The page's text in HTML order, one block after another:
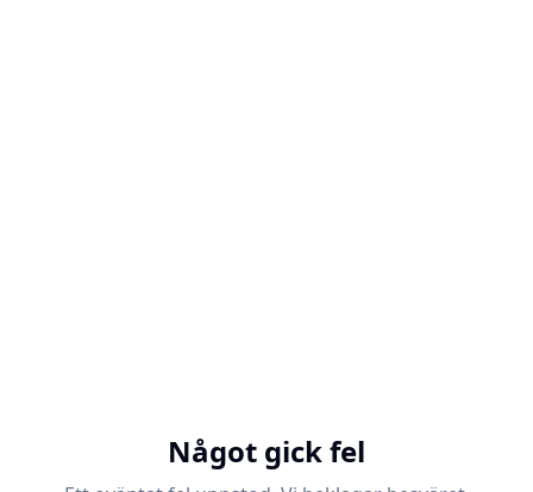
Något gick fel